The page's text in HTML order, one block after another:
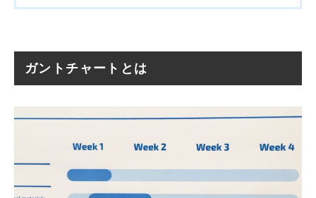
ガントチャートとは